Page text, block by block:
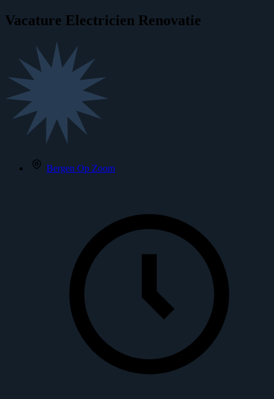
Vacature Electricien Renovatie
Bergen Op Zoom